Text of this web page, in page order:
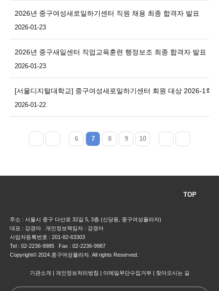
2026년 중구여성새로일하기센터 직원 채용 최종 합격자 발표
2026-01-23
2026년 중구새일센터 직업교육훈련 행정보조 최종 합격자 발표
2026-01-23
[서울디지털대학교] 중구여성새로일하기센터 회원 대상 2026-1학
2026-01-22
6 7 8 9 10
주소 : 서울시 중구 다산로 32길 5, 3층 (신당동, 중구여성플라자)
대표 : 강경아 개인정보책임자 : 강경아
사업자등록번호 : 201-82-63303
Tel : 02-2236-9985 Fax : 02-2236-9987
Copyright© 2024.중구여성플라자. All rights Reserved.
기관소개 개인정보처리방침 이메일무단수집거부 찾아오시는 길
TOP